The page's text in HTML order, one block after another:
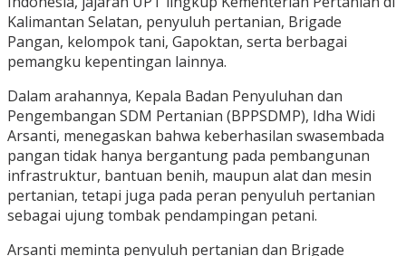
Kalimantan Selatan, penyuluh pertanian, Brigade
Pangan, kelompok tani, Gapoktan, serta berbagai
pemangku kepentingan lainnya.
Dalam arahannya, Kepala Badan Penyuluhan dan
Pengembangan SDM Pertanian (BPPSDMP), Idha Widi
Arsanti, menegaskan bahwa keberhasilan swasembada
pangan tidak hanya bergantung pada pembangunan
infrastruktur, bantuan benih, maupun alat dan mesin
pertanian, tetapi juga pada peran penyuluh pertanian
sebagai ujung tombak pendampingan petani.
Arsanti meminta penyuluh pertanian dan Brigade